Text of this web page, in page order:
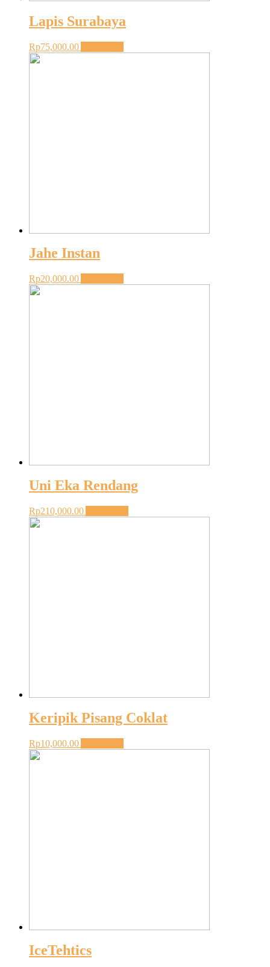
Lapis Surabaya
Rp75,000.00
Jahe Instan
Rp20,000.00
Uni Eka Rendang
Rp210,000.00
Keripik Pisang Coklat
Rp10,000.00
IceTehtics